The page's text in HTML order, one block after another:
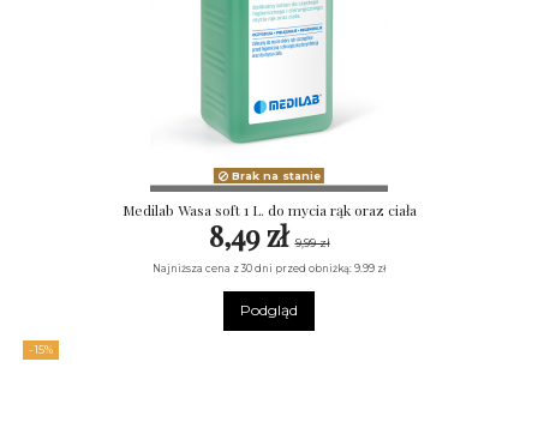
Brak na stanie
Medilab Wasa soft 1 L. do mycia rąk oraz ciała
8,49 zł9,99 zł
Najniższa cena z 30 dni przed obniżką: 9.99 zł
Podgląd
-15%